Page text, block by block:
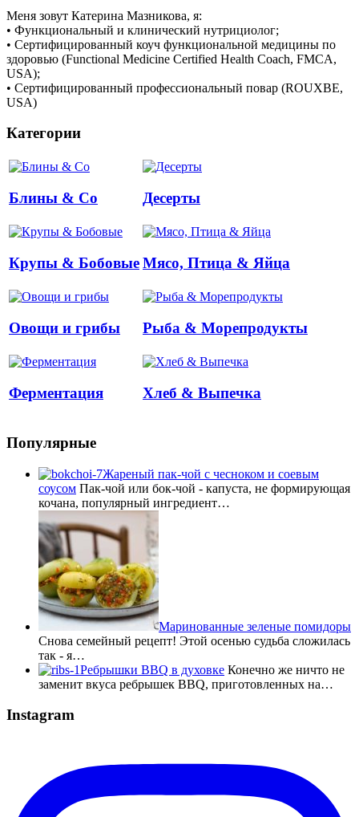
Меня зовут Катерина Мазникова, я:
• Функциональный и клинический нутрициолог;
• Сертифицированный коуч функциональной медицины по
здоровью (Functional Medicine Certified Health Coach, FMCA,
USA);
• Сертифицированный профессиональный повар (ROUXBE,
USA)
Категории
Блины & Co Десерты
Крупы & БобовыеМясо, Птица & Яйца
Овощи и грибы Рыба & Mорепродукты
Ферментация Хлеб & Выпечка
Популярные
Жареный пак-чой с чесноком и соевым
соусом Пак-чой или бок-чой - капуста, не формирующая
кочана, популярный ингредиент…
Маринованные зеленые помидоры
Снова семейный рецепт! Этой осенью судьба сложилась
так - я…
Ребрышки BBQ в духовке Конечно же ничто не
заменит вкуса ребрышек BBQ, приготовленных на…
Instagram